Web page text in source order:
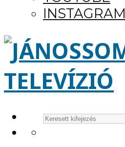
INSTAGRAM